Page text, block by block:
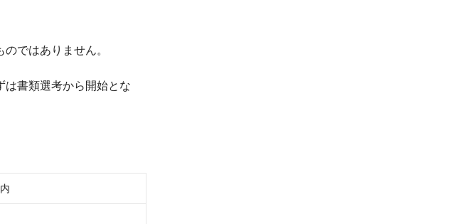
ではありません。
は書類選考から開始とな